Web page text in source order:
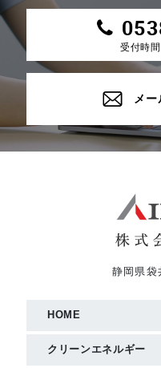
受付時
メ
静岡県袋
HOME
クリーンエネルギー